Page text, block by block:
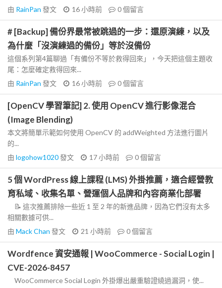
由 RainPan 發文 16 小時前 0個留言
# [Backup] 備份界最常被跳過的一步：還原演練，以及
為什麼「沒演練過的備份」等於沒備份
這個系列第4篇聊過「有備份不等於救得回來」，今天把這個主題收
尾：怎麼確定救得回來...
由 RainPan 發文 16 小時前 0個留言
[OpenCV 學習筆記] 2. 使用 OpenCV 進行影像混合
(Image Blending)
本文將簡單示範如何使用 OpenCV 的 addWeighted 方法進行圖片
的...
由 logohow1020發文 17 小時前 0個留言
5 個 WordPress 線上課程 (LMS) 外掛推薦，適合經營教
育私域、收集名單、營運個人品牌和內容商業化部署
📝 這次推薦排除一些近 1 至 2 年的新進品牌，因為它們沒有太多
相關數據可供...
由 Mack Chan 發文 21 小時前 0個留言
Wordfence 資安通報 | WooCommerce - Social Login |
CVE-2026-8457
WooCommerce Social Login 外掛爆出嚴重驗證繞過漏洞，使...